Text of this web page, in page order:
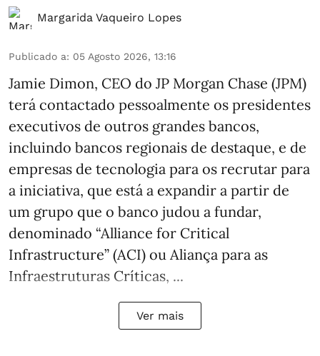
Margarida Vaqueiro Lopes
Publicado a: 05 Agosto 2026, 13:16
Jamie Dimon, CEO do JP Morgan Chase (JPM)
terá contactado pessoalmente os presidentes
executivos de outros grandes bancos,
incluindo bancos regionais de destaque, e de
empresas de tecnologia para os recrutar para
a iniciativa, que está a expandir a partir de
um grupo que o banco judou a fundar,
denominado “Alliance for Critical
Infrastructure” (ACI) ou Aliança para as
Infraestruturas Críticas, ...
Ver mais